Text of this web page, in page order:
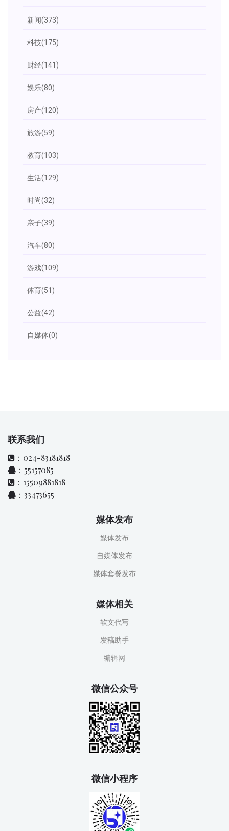
新闻(373)
科技(175)
财经(141)
娱乐(80)
房产(120)
旅游(59)
教育(103)
生活(129)
时尚(32)
亲子(39)
汽车(80)
游戏(109)
体育(51)
公益(42)
自媒体(0)
联系我们
：024-83181818
：55157085
：15509881818
：33473655
媒体发布
媒体发布
自媒体发布
媒体套餐发布
媒体相关
软文代写
发稿助手
编辑网
微信公众号
微信小程序